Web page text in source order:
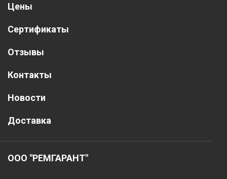
Цены
Сертификаты
Отзывы
Контакты
Новости
Доставка
ООО "РЕМГАРАНТ"